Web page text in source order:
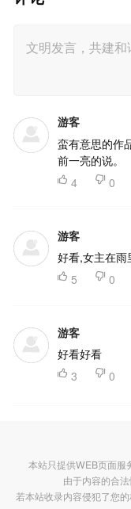
游客
蛮有意思的作
前一亮的说。
 4  0
游客
好看,女主在
 5  0
游客
好看好看
 3  0
本站只提供WEB页面服
由于内容的合
若本站收录内容侵犯了您